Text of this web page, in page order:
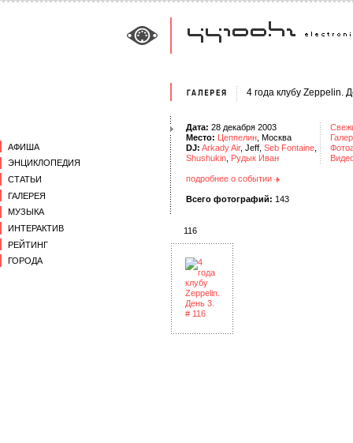
АФИША
ЭНЦИКЛОПЕДИЯ
СТАТЬИ
ГАЛЕРЕЯ
МУЗЫКА
ИНТЕРАКТИВ
РЕЙТИНГ
ГОРОДА
4 года клубу Zeppelin.
Дата: 28 декабря 2003
Место: Цеппелин , Москва
DJ: Arkady Air, Jeff, Seb Fontaine
Shushukin Рудык Иван
подробнее о событии
Всего фотографий: 143
116